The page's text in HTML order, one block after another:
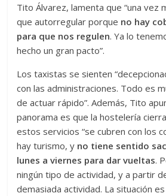
Tito Álvarez, lamenta que “una vez
que autorregular porque no hay
para que nos regulen. Ya lo
hecho un gran pacto”.
Los taxistas se sienten
con las administraciones. Todo es
de actuar rápido”. Además, Tito
panorama es que la hostelería
estos servicios “se cubren con los
hay turismo, y no tiene sentido
lunes a viernes para dar vueltas.
ningún tipo de actividad, y a partir
demasiada actividad. La situación